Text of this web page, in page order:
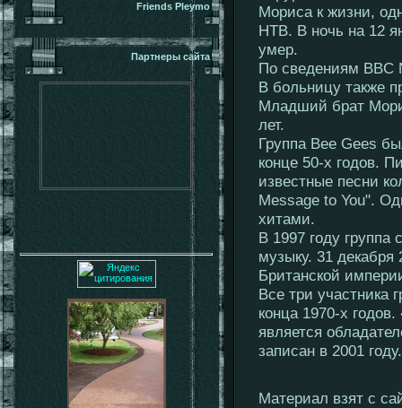
Friends Pleymo
Партнеры сайта
Мориса к жизни,
НТВ. В ночь на 12
умер.
По сведениям BBC
В больницу также
Младший брат
лет.
Группа Bee Gees
конце 50-х годов.
известные песни
Message to You".
хитами.
В 1997 году
музыку. 31
Британской
Все три участника
конца 1970-х
является
записан в 2001 году.
Материал взят с